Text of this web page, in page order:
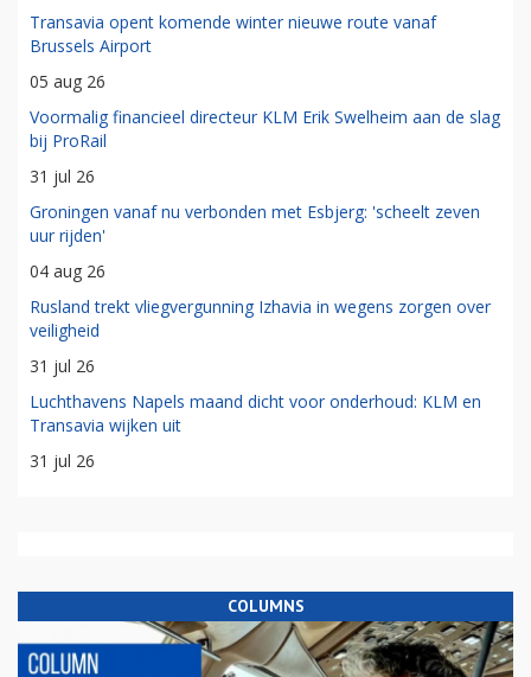
Transavia opent komende winter nieuwe route vanaf
Brussels Airport
05 aug 26
Voormalig financieel directeur KLM Erik Swelheim aan de slag
bij ProRail
31 jul 26
Groningen vanaf nu verbonden met Esbjerg: 'scheelt zeven
uur rijden'
04 aug 26
Rusland trekt vliegvergunning Izhavia in wegens zorgen over
veiligheid
31 jul 26
Luchthavens Napels maand dicht voor onderhoud: KLM en
Transavia wijken uit
31 jul 26
COLUMNS